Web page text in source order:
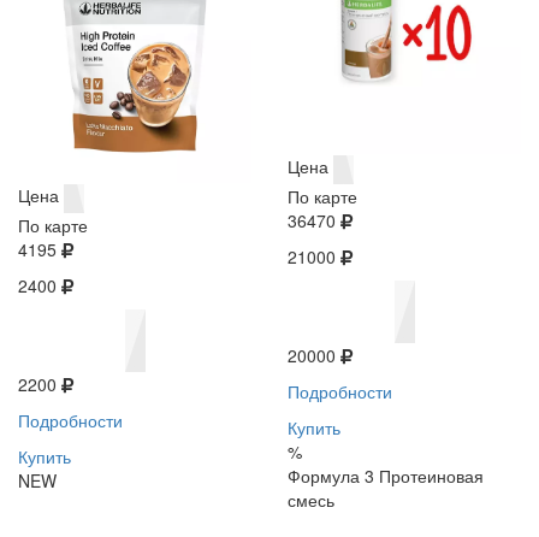
Цена
По карте
4195
2400
2200
Подробности
Купить
NEW
Цена
По карте
36470
21000
20000
Подробности
Купить
%
Формула 3 Протеиновая
смесь